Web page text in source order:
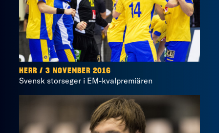
HERR / 3 NOVEMBER 2016
Svensk storseger i EM-kvalpremiären